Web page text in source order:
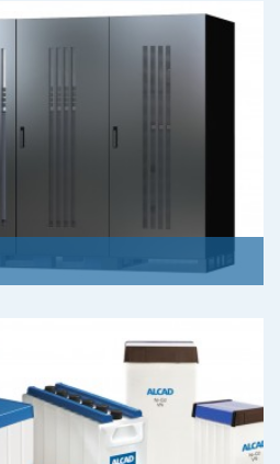
hoofdactiviteiten van Rivion is